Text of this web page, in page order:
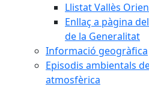
Llistat Vallès
Enllaç a pàgina
de la Generalitat
Informació geogràfica
Episodis ambientals
atmosfèrica